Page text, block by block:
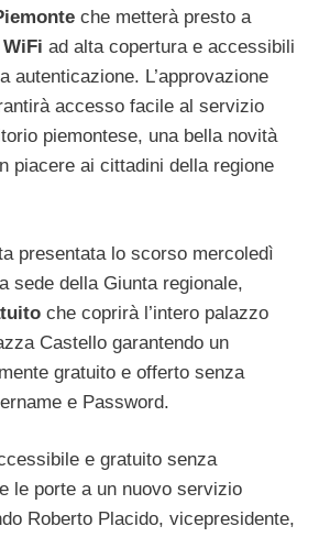
che metterà presto a
ad alta copertura e accessibili
autenticazione. L’approvazione
accesso facile al servizio
piemontese, una bella novità
piacere ai cittadini della regione
presentata lo scorso mercoledì
sede della Giunta regionale,
che coprirà l’intero palazzo
Castello garantendo un
gratuito e offerto senza
e Password.
e gratuito senza
le porte a un nuovo servizio
Roberto Placido, vicepresidente,